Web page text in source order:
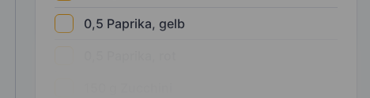
0,5 Paprika, gelb